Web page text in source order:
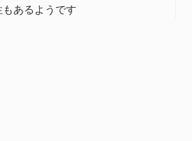
あるようです